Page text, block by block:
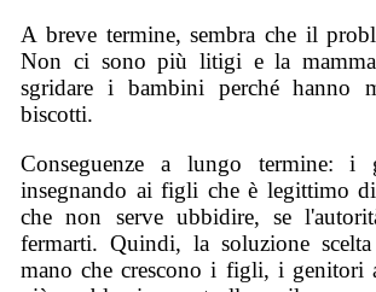
A breve termine, sembra che il
Non ci sono più litigi e la
sgridare i bambini perché hanno
biscotti.
Conseguenze a lungo termine: i
insegnando ai figli che è legittimo
che non serve ubbidire, se
fermarti. Quindi, la soluzione
mano che crescono i figli, i genitori